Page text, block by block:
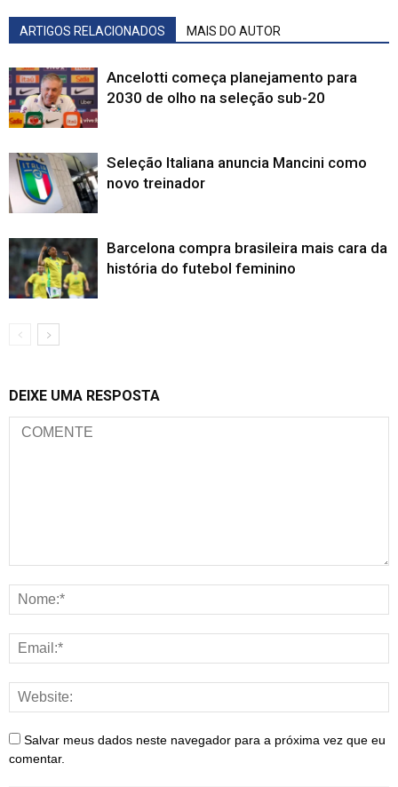
ARTIGOS RELACIONADOS MAIS DO AUTOR
Ancelotti começa planejamento para
2030 de olho na seleção sub-20
Seleção Italiana anuncia Mancini como
novo treinador
Barcelona compra brasileira mais cara da
história do futebol feminino
DEIXE UMA RESPOSTA
Salvar meus dados neste navegador para a próxima vez que eu
comentar.